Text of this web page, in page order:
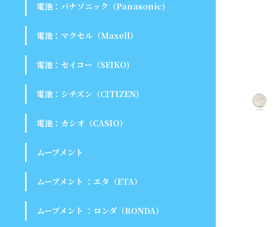
電池：パナソニック（Panasonic)
電池：マクセル（Maxell）
電池：セイコー（SEIKO)
電池：シチズン（CITIZEN)
電池：カシオ（CASIO）
ムーブメント
ムーブメント ：エタ（ETA）
ムーブメント ：ロンダ（RONDA）